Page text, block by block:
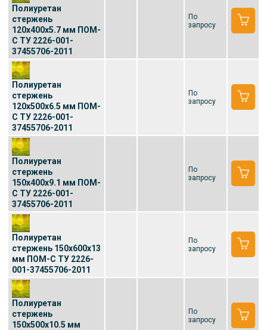
Полиуретан
стержень
120x400x5.7 мм ПОМ-
С ТУ 2226-001-
37455706-2011
По
запросу
Полиуретан
стержень
120x500x6.5 мм ПОМ-
С ТУ 2226-001-
37455706-2011
По
запросу
Полиуретан
стержень
150x400x9.1 мм ПОМ-
С ТУ 2226-001-
37455706-2011
По
запросу
Полиуретан
стержень 150x600x13
мм ПОМ-С ТУ 2226-
001-37455706-2011
По
запросу
Полиуретан
стержень
150x500x10.5 мм
По
запросу